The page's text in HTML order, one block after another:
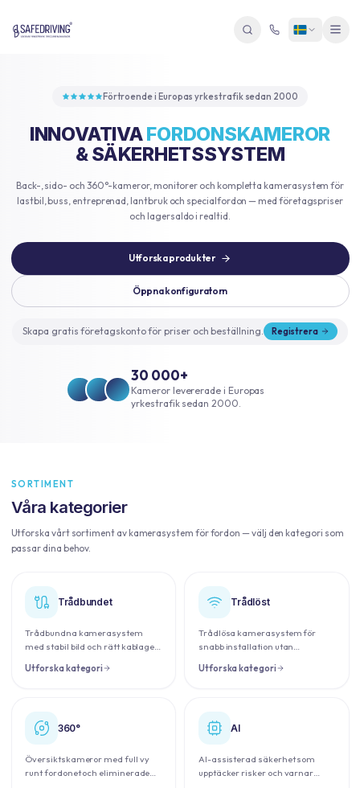
Förtroende i Europas yrkestrafik sedan 2000
INNOVATIVAFORDONSKAMEROR
& SÄKERHETSSYSTEM
Back-, sido- och 360°-kameror, monitorer och kompletta kamerasystem för
lastbil, buss, entreprenad, lantbruk och specialfordon — med företagspriser
och lagersaldo i realtid.
Utforska produkter
Öppna konfiguratorn
Skapa gratis företagskonto för priser och beställning. Registrera
30 000+
Kameror levererade i Europas
yrkestrafik sedan 2000.
SORTIMENT
Våra kategorier
Utforska vårt sortiment av kamerasystem för fordon — välj den kategori som
passar dina behov.
Trådbundet
Trådbundna kamerasystem
med stabil bild och rätt kablage
Utforska kategori
Trådlöst
Trådlösa kamerasystem för
snabb installation utan
Utforska kategori
360°
Översiktskameror med full vy
runt fordonet och eliminerade
AI
AI-assisterad säkerhet som
upptäcker risker och varnar